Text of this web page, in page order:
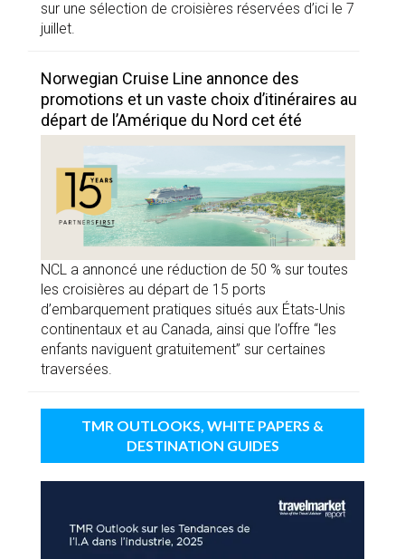
sur une sélection de croisières réservées d’ici le 7
juillet.
Norwegian Cruise Line annonce des
promotions et un vaste choix d’itinéraires au
départ de l’Amérique du Nord cet été
NCL a annoncé une réduction de 50 % sur toutes
les croisières au départ de 15 ports
d’embarquement pratiques situés aux États-Unis
continentaux et au Canada, ainsi que l’offre “les
enfants naviguent gratuitement” sur certaines
traversées.
TMR OUTLOOKS, WHITE PAPERS &
DESTINATION GUIDES